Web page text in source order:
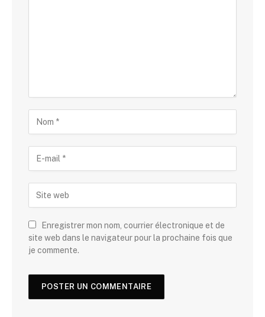
Enregistrer mon nom, courrier électronique et de
site web dans le navigateur pour la prochaine fois que
je commente.